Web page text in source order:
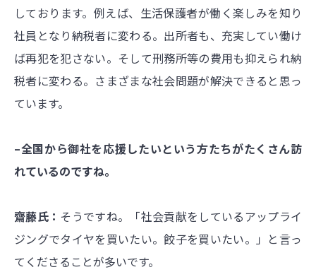
しております。例えば、生活保護者が働く楽しみを知り
社員となり納税者に変わる。出所者も、充実してい働け
ば再犯を犯さない。そして刑務所等の費用も抑えられ納
税者に変わる。さまざまな社会問題が解決できると思っ
ています。
–全国から御社を応援したいという方たちがたくさん訪
れているのですね。
齋藤氏： そうですね。「社会貢献をしているアップライ
ジングでタイヤを買いたい。餃子を買いたい。」と言っ
てくださることが多いです。